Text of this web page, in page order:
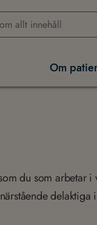
Om
du som arbetar i
delaktiga i